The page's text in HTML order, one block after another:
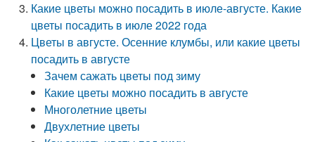
Какие цветы можно посадить в июле-августе. Какие
цветы посадить в июле 2022 года
Цветы в августе. Осенние клумбы, или какие цветы
посадить в августе
Зачем сажать цветы под зиму
Какие цветы можно посадить в августе
Многолетние цветы
Двухлетние цветы